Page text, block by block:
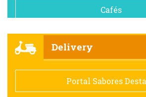
Cafés
Comida saudável
Delivery
Portal Sabores